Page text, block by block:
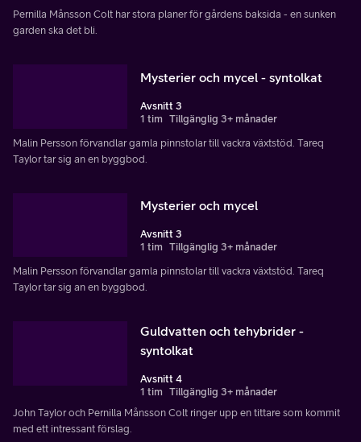
Pernilla Månsson Colt har stora planer för gårdens baksida - en sunken
garden ska det bli.
Mysterier och mycel - syntolkat
Avsnitt 3
1 tim Tillgänglig 3+ månader
Malin Persson förvandlar gamla pinnstolar till vackra växtstöd. Tareq
Taylor tar sig an en byggbod.
Mysterier och mycel
Avsnitt 3
1 tim Tillgänglig 3+ månader
Malin Persson förvandlar gamla pinnstolar till vackra växtstöd. Tareq
Taylor tar sig an en byggbod.
Guldvatten och tehybrider -
syntolkat
Avsnitt 4
1 tim Tillgänglig 3+ månader
John Taylor och Pernilla Månsson Colt ringer upp en tittare som kommit
med ett intressant förslag.